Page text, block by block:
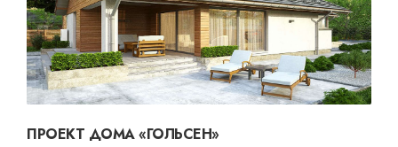
ПРОЕКТ ДОМА «ГОЛЬСЕН»